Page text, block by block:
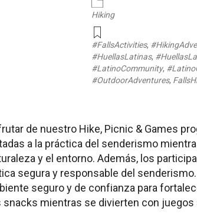
Hiking
#FallsActivities,
#HuellasLatinas,
#LatinoCommunity,
#OutdoorAdventures,
de nuestro Hike, Picnic & Games
a la práctica del senderismo
y el entorno. Además, los
segura y responsable del
seguro y de confianza para
mientras se divierten con juegos